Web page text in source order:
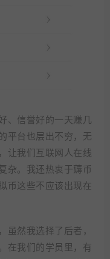
、信誉好的一天赚几
平台也层出不穷，无
让我们互联网人在线
杂。我还热衷于薅币
币这些不应该出现在
虽然我选择了后者，
在我们的学员里，有